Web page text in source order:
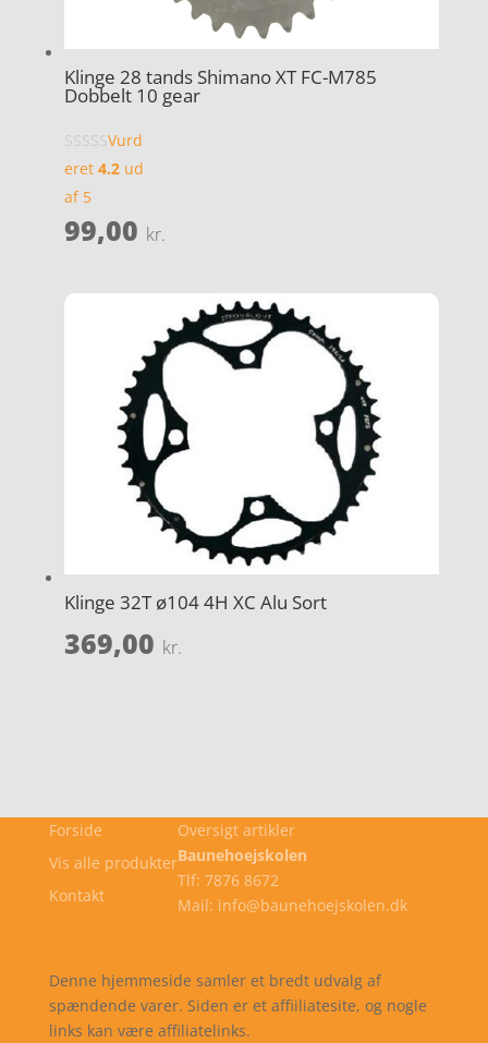
Klinge 28 tands Shimano XT FC-M785
Dobbelt 10 gear
Vurd
eret 4.2ud
af 5
99,00 kr.
Klinge 32T ø104 4H XC Alu Sort
369,00 kr.
Forside
Vis alle produkter
Kontakt
Oversigt artikler
Baunehoejskolen
Tlf: 7876 8672
Mail: info@baunehoejskolen.dk
Denne hjemmeside samler et bredt udvalg af
spændende varer. Siden er et affiiliatesite, og nogle
links kan være affiliatelinks.